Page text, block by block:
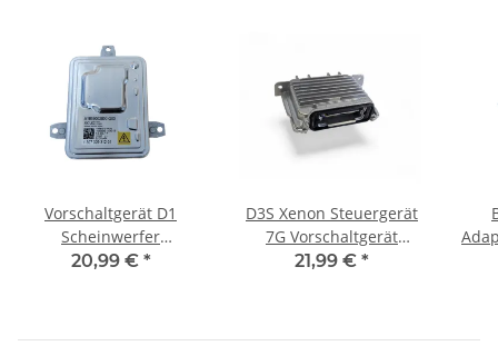
Vorschaltgerät D1
Scheinwerfer
A1669002800
20,99 € *
D3S Xenon Steuergerät
7G Vorschaltgerät
89089352 Ersatz für
21,99 € *